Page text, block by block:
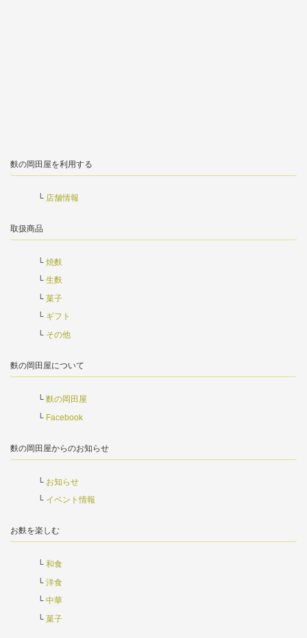
麩の岡田屋を利用する
店舗情報
取扱商品
焼麩
生麩
菓子
ギフト
その他
麩の岡田屋について
麩の岡田屋
Facebook
麩の岡田屋からのお知らせ
お知らせ
イベント情報
お麩を楽しむ
和食
洋食
中華
菓子